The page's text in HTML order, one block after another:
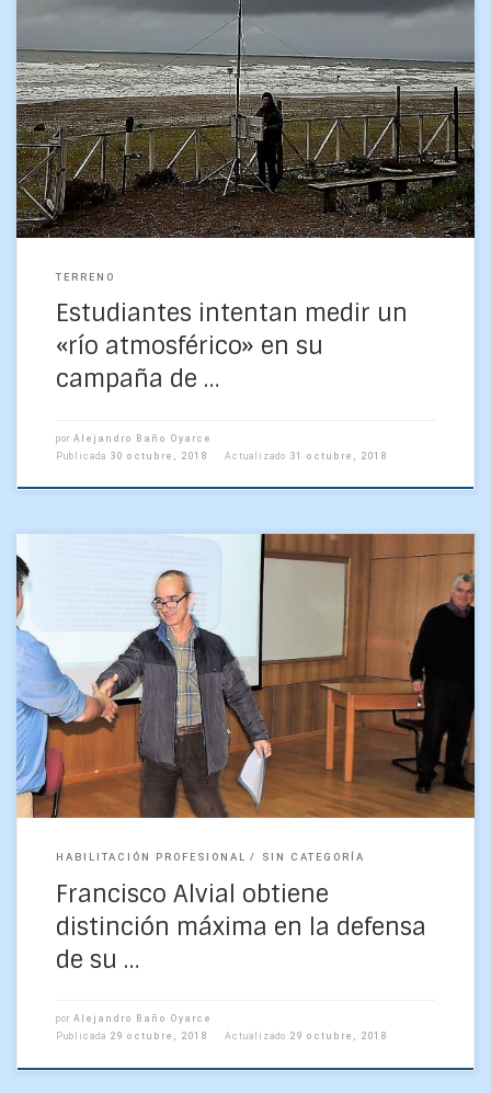
Los y las estudiantes de Geofísica Observacional, de la
sección Atmósfera, realizaron una campaña de mediciones
meteorológicas el 16 y 17 de octubre en el […]
TERRENO
Estudiantes intentan medir un
«río atmosférico» en su
campaña de …
por Alejandro Baño Oyarce
Publicada 30 octubre, 2018 Actualizado 31 octubre, 2018
Distinción máxima obtuvo el estudiantes de Geofísica
Francisco Alvial Vásquez tras defender hoy su tesis de
Habilitación Profesional, con lo que obtiene su título
profesional […]
HABILITACIÓN PROFESIONAL SIN CATEGORÍA
Francisco Alvial obtiene
distinción máxima en la defensa
de su …
por Alejandro Baño Oyarce
Publicada 29 octubre, 2018 Actualizado 29 octubre, 2018